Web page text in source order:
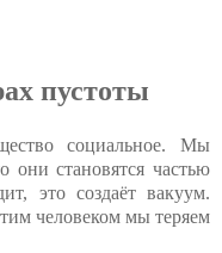
пустоты
социальное. Мы
они становятся частью
это создаёт вакуум.
человеком мы теряем